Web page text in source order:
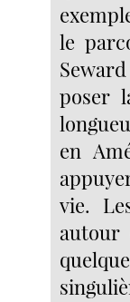
le
poser
en
vie.
autour